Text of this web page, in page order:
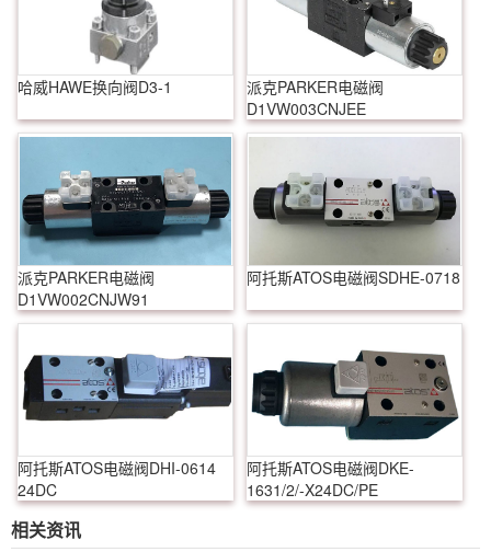
哈威HAWE换向阀D3-1
派克PARKER电磁阀
D1VW003CNJEE
派克PARKER电磁阀
D1VW002CNJW91
阿托斯ATOS电磁阀SDHE-0718
阿托斯ATOS电磁阀DHI-0614
24DC
阿托斯ATOS电磁阀DKE-
1631/2/-X24DC/PE
相关资讯